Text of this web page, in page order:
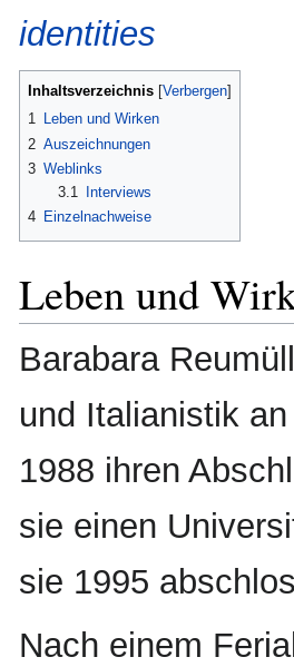
identities
Inhaltsverzeichnis
1 Leben und Wirken
2 Auszeichnungen
3 Weblinks
3.1
Interviews
4 Einzelnachweise
Leben und
Barabara
und Italianistik
1988 ihren
sie einen
sie 1995
Nach einem